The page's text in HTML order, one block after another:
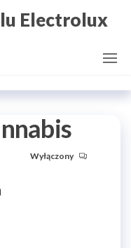
Electrolux
Wyłączony